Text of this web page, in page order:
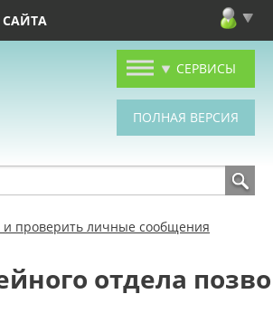
СЕРВИСЫ
и проверить личные сообщения
отдела